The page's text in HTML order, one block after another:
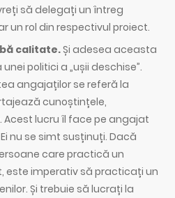
să delegați un întreg
un rol din respectivul proiect.
calitate.Și adesea aceasta
politici a „ușii deschise”.
angajaților se referă la
cunoștințele,
Acest lucru îl face pe angajat
nu se simt susținuți. Dacă
care practică un
imperativ să practicați un
Și trebuie să lucrați la